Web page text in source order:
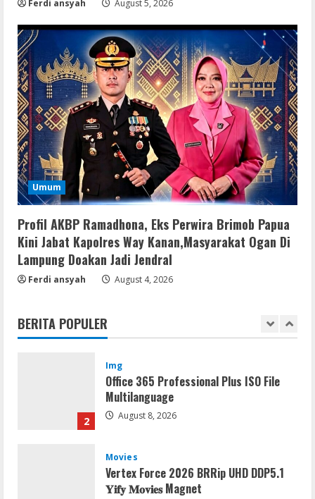
Ferdi ansyah August 5, 2026
Umum
Profil AKBP Ramadhona, Eks Perwira Brimob Papua
Kini Jabat Kapolres Way Kanan,Masyarakat Ogan Di
Lampung Doakan Jadi Jendral
Ferdi ansyah August 4, 2026
BERITA POPULER
3
𝐘𝐢𝐟𝐲 𝐌𝐨𝐯𝐢𝐞𝐬 Magnet
August 8, 2026
4
Resettools
Vpn One Click Cracked x86-x64 [no
Virus]
August 8, 2026
5
Resettools
GraphPad Prism Academic & Corporate
August 8, 2026
1
Resettools
Nik Collection (by DxO) Portable [no
2
Img
Office 365 Professional Plus ISO File
Multilanguage
August 8, 2026
Movies
Vertex Force 2026 BRRip UHD DDP5.1
𝐘𝐢𝐟𝐲 𝐌𝐨𝐯𝐢𝐞𝐬 Magnet